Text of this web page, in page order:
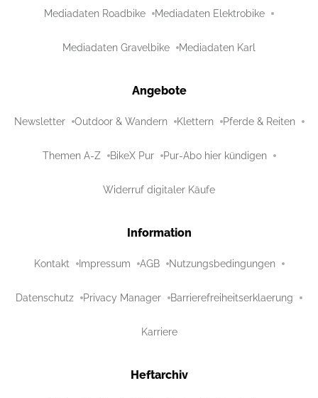
Mediadaten Roadbike Mediadaten Elektrobike
Mediadaten Gravelbike Mediadaten Karl
Angebote
Newsletter Outdoor & Wandern Klettern Pferde & Reiten
Themen A-Z BikeX Pur Pur-Abo hier kündigen
Widerruf digitaler Käufe
Information
Kontakt Impressum AGB Nutzungsbedingungen
Datenschutz Privacy Manager Barrierefreiheitserklaerung
Karriere
Heftarchiv